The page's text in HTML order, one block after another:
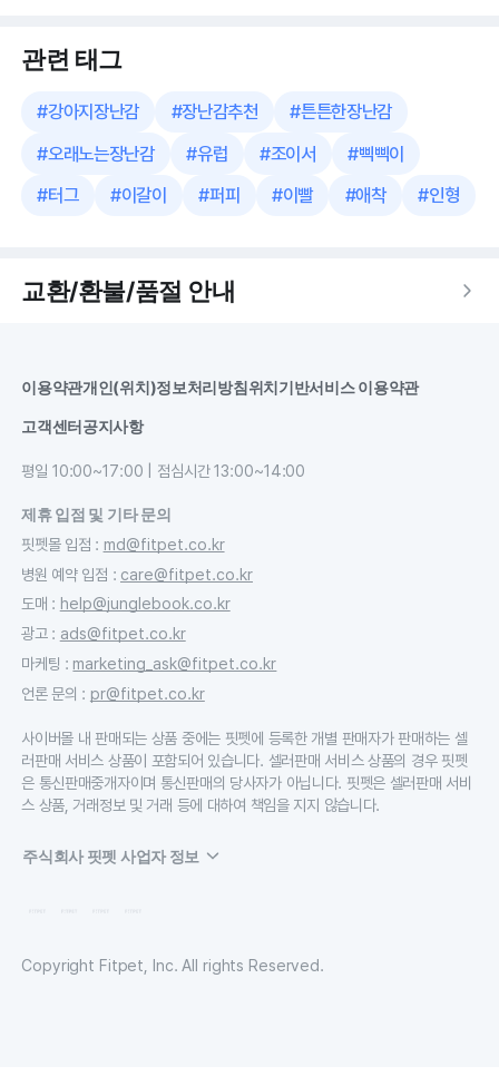
관련 태그
#강아지장난감 #장난감추천 #튼튼한장난감
#오래노는장난감 #유럽 #조이서 #삑삑이
#터그 #이갈이 #퍼피 #이빨 #애착 #인형
교환/환불/품절 안내
이용약관개인(위치)정보처리방침위치기반서비스 이용약관
고객센터공지사항
평일 10:00~17:00 | 점심시간 13:00~14:00
제휴 입점 및 기타 문의
핏펫몰 입점 : md@fitpet.co.kr
병원 예약 입점 : care@fitpet.co.kr
도매 : help@junglebook.co.kr
광고: ads@fitpet.co.kr
마케팅 : marketing_ask@fitpet.co.kr
언론 문의 : pr@fitpet.co.kr
사이버몰 내 판매되는 상품 중에는 핏펫에 등록한 개별 판매자가 판매하는 셀
러판매 서비스 상품이 포함되어 있습니다. 셀러판매 서비스 상품의 경우 핏펫
은 통신판매중개자이며 통신판매의 당사자가 아닙니다. 핏펫은 셀러판매 서비
스 상품, 거래정보 및 거래 등에 대하여 책임을 지지 않습니다.
주식회사 핏펫 사업자 정보
Copyright Fitpet, Inc. All rights Reserved.